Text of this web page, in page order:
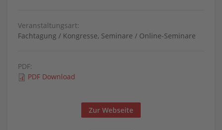
Veranstaltungsart:
Fachtagung / Kongresse, Seminare / Online-Seminare
PDF:
PDF Download
Zur Webseite